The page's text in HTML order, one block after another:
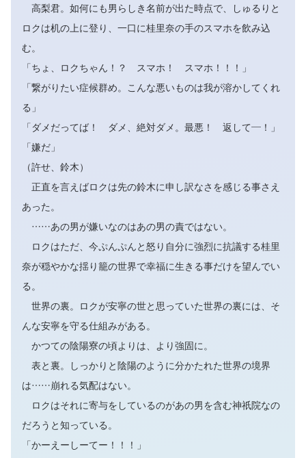
高梨君。如何にも男らしき名前が出た時点で、しゅるりと
ロクは机の上に登り、一口に桂里奈の手のスマホを飲み込
む。
「ちょ、ロクちゃん！？ スマホ！ スマホ！！！」
「繋がりたい症候群め。こんな悪いものは我が溶かしてくれ
る」
「ダメだってば！ ダメ、絶対ダメ。最悪！ 返して―！」
「嫌だ」
（許せ、鈴木）
正直を言えばロクは先の鈴木に申し訳なさを感じる事さえ
あった。
……あの男が嫌いなのはあの男の責ではない。
ロクはただ、今ぷんぷんと怒り自分に強烈に抗議する桂里
奈が穏やかな揺り籠の世界で幸福に生きる事だけを望んでい
る。
世界の裏。ロクが安寧の世と思っていた世界の裏には、そ
んな安寧を守る仕組みがある。
かつての陰陽寮の頃よりは、より強固に。
表と裏。しっかりと陰陽のように分かたれた世界の境界
は……崩れる気配はない。
ロクはそれに寄与をしているのがあの男を含む神祇院なの
だろうと知っている。
「かーえーしーてー！！！」